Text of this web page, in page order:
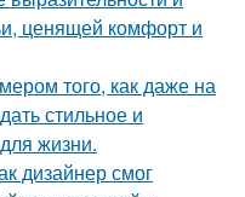
ценящей комфорт и
того, как даже на
стильное и
жизни.
дизайнер смог